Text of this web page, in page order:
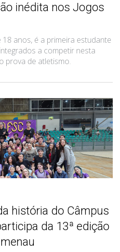
inédita nos Jogos
18 anos, é a primeira estudante
a competir nesta
prova de atletismo.
história do Câmpus
da 13ª edição